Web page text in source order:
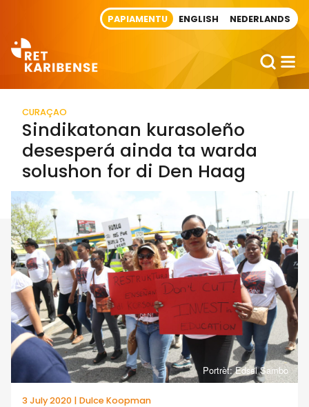
PAPIAMENTU ENGLISH NEDERLANDS
CURAÇAO
Sindikatonan kurasoleño
desesperá ainda ta warda
solushon for di Den Haag
Portrèt: Edsel Sambo
3 July 2020 | Dulce Koopman